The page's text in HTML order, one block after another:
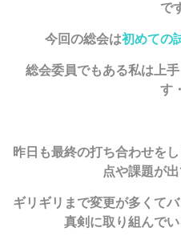
で
今回の総会は初めての
総会委員でもある私は上
す
昨日も最終の打ち合わせを
点や課題が
ギリギリまで変更が多くて
真剣に取り組んで